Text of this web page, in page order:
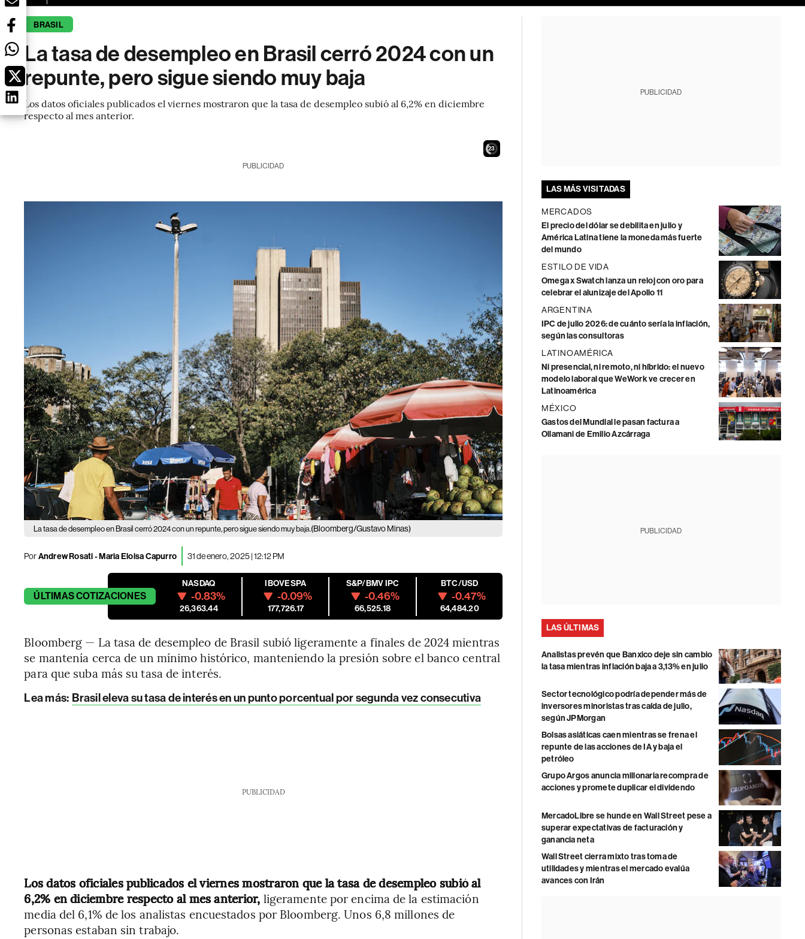
BRASIL
La tasa de desempleo en Brasil cerró 2024 con un
repunte, pero sigue siendo muy baja
Los datos oficiales publicados el viernes mostraron que la tasa de desempleo subió al 6,2% en diciembre
respecto al mes anterior.
21
PUBLICIDAD
La tasa de desempleo en Brasil cerró 2024 con un repunte, pero sigue siendo muy baja.(Bloomberg/Gustavo Minas)
PorAndrew Rosati - Maria Eloisa Capurro 31 de enero, 2025 | 12:12 PM
ÚLTIMASCOTIZACIONES
NASDAQ
-0.83%
26,363.44
IBOVESPA
-0.09%
177,726.17
S&P/BMV IPC
-0.46%
66,525.18
BTC/USD
-0.47%
64,484.20
Bloomberg — La tasa de desempleo de Brasil subió ligeramente a finales de 2024 mientras
se mantenía cerca de un mínimo histórico, manteniendo la presión sobre el banco central
para que suba más su tasa de interés.
Lea más: Brasil eleva su tasa de interés en un punto porcentual por segunda vez consecutiva
PUBLICIDAD
Los datos oficiales publicados el viernes mostraron que la tasa de desempleo subió al
6,2% en diciembre respecto al mes anterior, ligeramente por encima de la estimación
media del 6,1% de los analistas encuestados por Bloomberg. Unos 6,8 millones de
personas estaban sin trabajo.
PUBLICIDAD
LAS MÁS VISITADAS
MERCADOS
El precio del dólar se debilita en julio y
América Latina tiene la moneda más fuerte
del mundo
ESTILO DE VIDA
Omega x Swatch lanza un reloj con oro para
celebrar el alunizaje del Apollo 11
ARGENTINA
IPC de julio 2026: de cuánto sería la inflación,
según las consultoras
LATINOAMÉRICA
Ni presencial, ni remoto, ni híbrido: el nuevo
modelo laboral que WeWork ve crecer en
Latinoamérica
MÉXICO
Gastos del Mundial le pasan factura a
Ollamani de Emilio Azcárraga
PUBLICIDAD
LAS ÚLTIMAS
Analistas prevén que Banxico deje sin cambio
la tasa mientras inflación baja a 3,13% en julio
Sector tecnológico podría depender más de
inversores minoristas tras caída de julio,
según JPMorgan
Bolsas asiáticas caen mientras se frena el
repunte de las acciones de IA y baja el
petróleo
Grupo Argos anuncia millonaria recompra de
acciones y promete duplicar el dividendo
MercadoLibre se hunde en Wall Street pese a
superar expectativas de facturación y
ganancia neta
Wall Street cierra mixto tras toma de
utilidades y mientras el mercado evalúa
avances con Irán